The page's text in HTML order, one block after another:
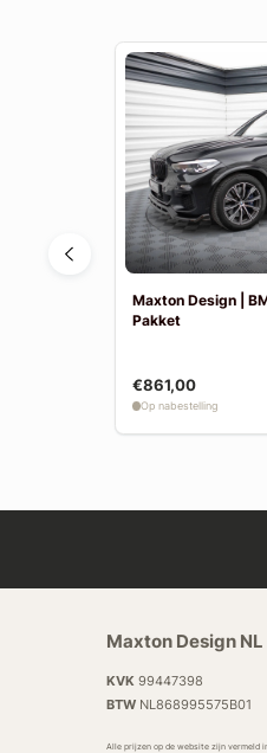
Maxton Design |
Pakket
€861,00
Op nabestelling
Maxton Design NL
KVK 99447398
BTWNL868995575B01
Alle prijzen op de website zijn vermeld